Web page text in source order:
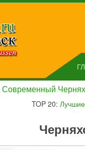
Современный
TOP 20: